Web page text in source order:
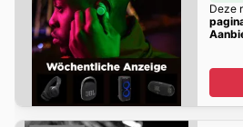
Deze